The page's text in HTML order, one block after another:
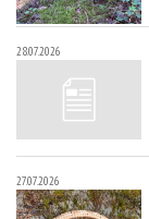
28.07.2026
27.07.2026